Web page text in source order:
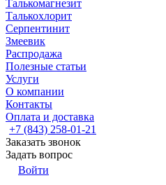
Талькомагнезит
Талькохлорит
Серпентинит
Змеевик
Распродажа
Полезные статьи
Услуги
О компании
Контакты
Оплата и доставка
+7 (843) 258-01-21
Заказать звонок
Задать вопрос
Войти